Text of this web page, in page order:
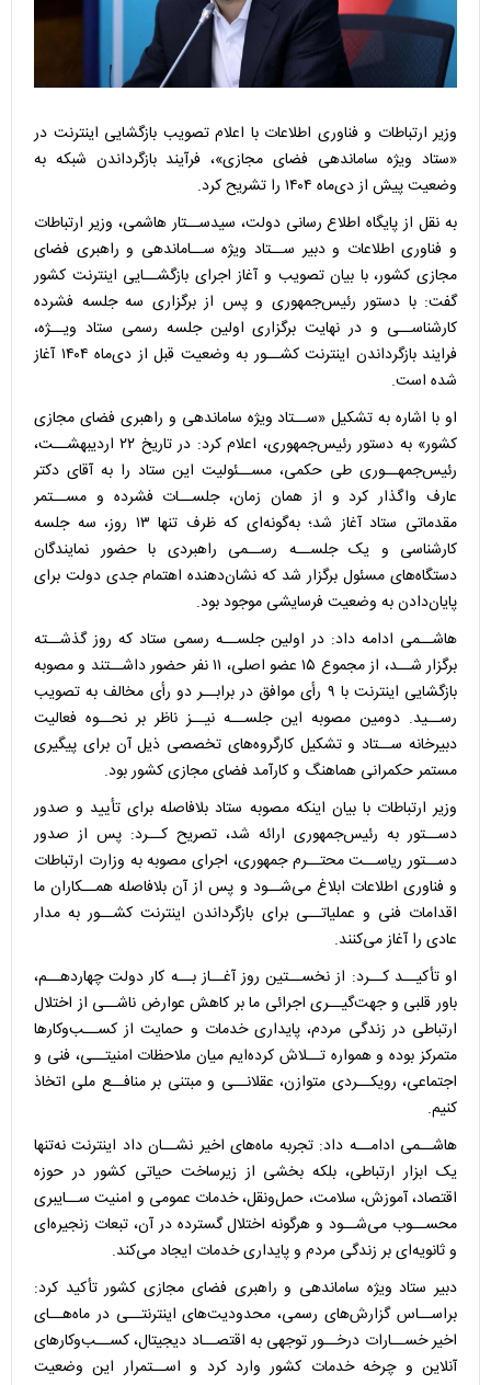
وزیر ارتباطات و فناوری اطلاعات با اعلام تصویب بازگشایی اینترنت در
«ستاد ویژه ساماندهی فضای مجازی»، فرآیند بازگرداندن شبکه به
وضعیت پیش از دی‌ماه ۱۴۰۴ را تشریح کرد.
به نقل از پایگاه اطلاع رسانی دولت، سیدســتار هاشمی، وزیر ارتباطات
و فناوری اطلاعات و دبیر ســتاد ویژه ســاماندهی و راهبری فضای
مجازی کشور، با بیان تصویب و آغاز اجرای بازگشــایی اینترنت کشور
گفت: با دستور رئیس‌جمهوری و پس از برگزاری سه جلسه فشرده
کارشناســی و در نهایت برگزاری اولین جلسه رسمی ستاد ویــژه،
فرایند بازگرداندن اینترنت کشــور به وضعیت قبل از دی‌ماه ۱۴۰۴ آغاز
شده است.
او با اشاره به تشکیل «ســتاد ویژه ساماندهی و راهبری فضای مجازی
کشور» به دستور رئیس‌جمهوری، اعلام کرد: در تاریخ ۲۲ اردیبهشــت،
رئیس‌جمهــوری طی حکمی، مســئولیت این ستاد را به آقای دکتر
عارف واگذار کرد و از همان زمان، جلســات فشرده و مســتمر
مقدماتی ستاد آغاز شد؛ به‌گونه‌ای که ظرف تنها ۱۳ روز، سه جلسه
کارشناسی و یک جلســه رســمی راهبردی با حضور نمایندگان
دستگاه‌های مسئول برگزار شد که نشان‌دهنده اهتمام جدی دولت برای
پایان‌دادن به وضعیت فرسایشی موجود بود.
هاشــمی ادامه داد: در اولین جلســه رسمی ستاد که روز گذشــته
برگزار شــد، از مجموع ۱۵ عضو اصلی، ۱۱ نفر حضور داشــتند و مصوبه
بازگشایی اینترنت با ۹ رأی موافق در برابــر دو رأی مخالف به تصویب
رســید. دومین مصوبه این جلســه نیــز ناظر بر نحــوه فعالیت
دبیرخانه ســتاد و تشکیل کارگروه‌های تخصصی ذیل آن برای پیگیری
مستمر حکمرانی هماهنگ و کارآمد فضای مجازی کشور بود.
وزیر ارتباطات با بیان اینکه مصوبه ستاد بلافاصله برای تأیید و صدور
دســتور به رئیس‌جمهوری ارائه شد، تصریح کــرد: پس از صدور
دســتور ریاســت محتــرم جمهوری، اجرای مصوبه به وزارت ارتباطات
و فناوری اطلاعات ابلاغ می‌شــود و پس از آن بلافاصله همــکاران ما
اقدامات فنی و عملیاتــی برای بازگرداندن اینترنت کشــور به مدار
عادی را آغاز می‌کنند.
او تأکیــد کــرد: از نخســتین روز آغــاز بــه کار دولت چهاردهــم،
باور قلبی و جهت‌گیــری اجرائی ما بر کاهش عوارض ناشــی از اختلال
ارتباطی در زندگی مردم، پایداری خدمات و حمایت از کســب‌وکارها
متمرکز بوده و همواره تــلاش کرده‌ایم میان ملاحظات امنیتــی، فنی و
اجتماعی، رویکــردی متوازن، عقلانــی و مبتنی بر منافــع ملی اتخاذ
کنیم.
هاشــمی ادامــه داد: تجربه ماه‌های اخیر نشــان داد اینترنت نه‌تنها
یک ابزار ارتباطی، بلکه بخشی از زیرساخت حیاتی کشور در حوزه
اقتصاد، آموزش، سلامت، حمل‌ونقل، خدمات عمومی و امنیت ســایبری
محســوب می‌شــود و هرگونه اختلال گسترده در آن، تبعات زنجیره‌ای
و ثانویه‌ای بر زندگی مردم و پایداری خدمات ایجاد می‌کند.
دبیر ستاد ویژه ساماندهی و راهبری فضای مجازی کشور تأکید کرد:
براســاس گزارش‌های رسمی، محدودیت‌های اینترنتــی در ماه‌هــای
اخیر خســارات درخــور توجهی به اقتصــاد دیجیتال، کســب‌وکارهای
آنلاین و چرخه خدمات کشور وارد کرد و اســتمرار این وضعیت